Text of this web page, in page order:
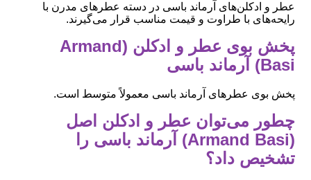
عطر و ادکلن‌های آرماند باسی در دسته عطرهای مدرن با
رایحه‌های با طراوت و قیمت مناسب قرار می‌گیرند.
پخش بوی عطر و ادکلن (Armand
Basi) آرماند باسی
پخش بوی عطرهای آرماند باسی معمولاً متوسط است.
چطور می‌توان عطر و ادکلن اصل
(Armand Basi) آرماند باسی را
تشخیص داد؟